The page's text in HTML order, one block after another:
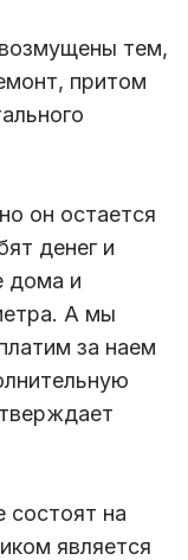
тем,
притом
он остается
денег и
дома и
А мы
за наем
состоят на
является